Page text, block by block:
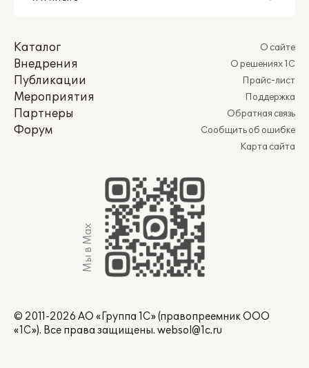
Каталог
Внедрения
Публикации
Мероприятия
Партнеры
Форум
О сайте
О решениях 1С
Прайс-лист
Поддержка
Обратная связь
Сообщить об ошибке
Карта сайта
Мы в Max
© 2011-2026 АО «Группа 1С» (правопреемник ООО
«1С»). Все права защищены. websol@1c.ru